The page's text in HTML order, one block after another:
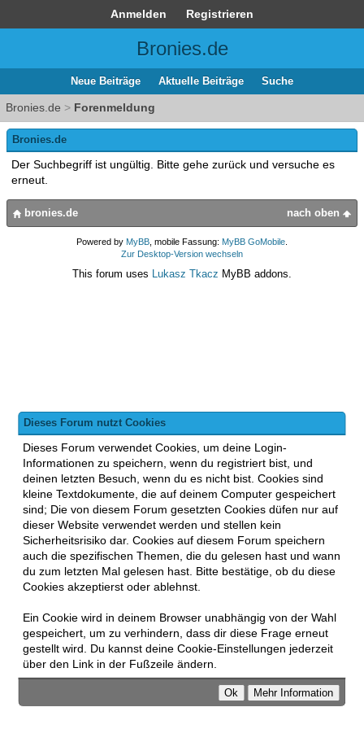
Anmelden Registrieren
Bronies.de
Neue Beiträge Aktuelle Beiträge Suche
Bronies.de > Forenmeldung
Dieses Forum nutzt Cookies
Dieses Forum verwendet Cookies, um deine Login-
Informationen zu speichern, wenn du registriert bist, und
deinen letzten Besuch, wenn du es nicht bist. Cookies sind
kleine Textdokumente, die auf deinem Computer gespeichert
sind; Die von diesem Forum gesetzten Cookies düfen nur auf
dieser Website verwendet werden und stellen kein
Sicherheitsrisiko dar. Cookies auf diesem Forum speichern
auch die spezifischen Themen, die du gelesen hast und wann
du zum letzten Mal gelesen hast. Bitte bestätige, ob du diese
Cookies akzeptierst oder ablehnst.
Ein Cookie wird in deinem Browser unabhängig von der Wahl
gespeichert, um zu verhindern, dass dir diese Frage erneut
gestellt wird. Du kannst deine Cookie-Einstellungen jederzeit
über den Link in der Fußzeile ändern.
Bronies.de
Der Suchbegriff ist ungültig. Bitte gehe zurück und versuche es
erneut.
nach oben
bronies.de
Powered by MyBB , mobile Fassung: MyBB GoMobile
Zur Desktop-Version wechseln
This forum uses Lukasz Tkacz MyBB addons.